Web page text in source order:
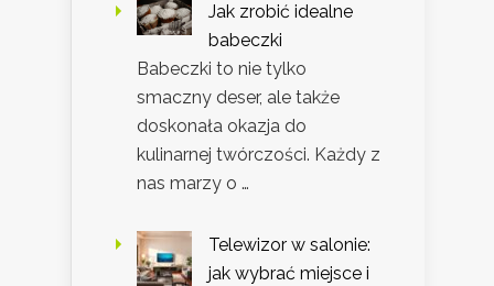
Jak zrobić idealne
babeczki
Babeczki to nie tylko
smaczny deser, ale także
doskonała okazja do
kulinarnej twórczości. Każdy z
nas marzy o …
Telewizor w salonie:
jak wybrać miejsce i